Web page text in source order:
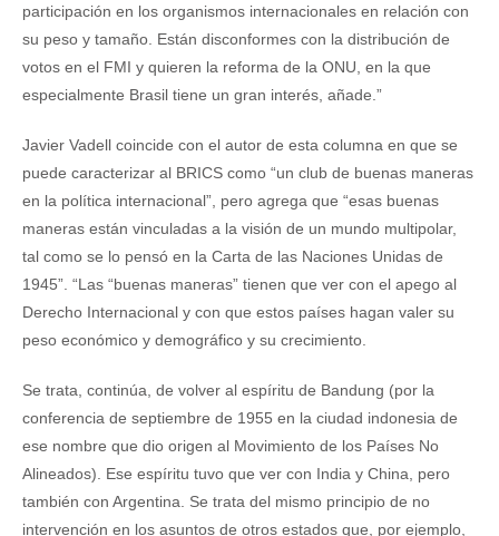
participación en los organismos internacionales en relación con
su peso y tamaño. Están disconformes con la distribución de
votos en el FMI y quieren la reforma de la ONU, en la que
especialmente Brasil tiene un gran interés, añade.”
Javier Vadell coincide con el autor de esta columna en que se
puede caracterizar al BRICS como “un club de buenas maneras
en la política internacional”, pero agrega que “esas buenas
maneras están vinculadas a la visión de un mundo multipolar,
tal como se lo pensó en la Carta de las Naciones Unidas de
1945”. “Las “buenas maneras” tienen que ver con el apego al
Derecho Internacional y con que estos países hagan valer su
peso económico y demográfico y su crecimiento.
Se trata, continúa, de volver al espíritu de Bandung (por la
conferencia de septiembre de 1955 en la ciudad indonesia de
ese nombre que dio origen al Movimiento de los Países No
Alineados). Ese espíritu tuvo que ver con India y China, pero
también con Argentina. Se trata del mismo principio de no
intervención en los asuntos de otros estados que, por ejemplo,